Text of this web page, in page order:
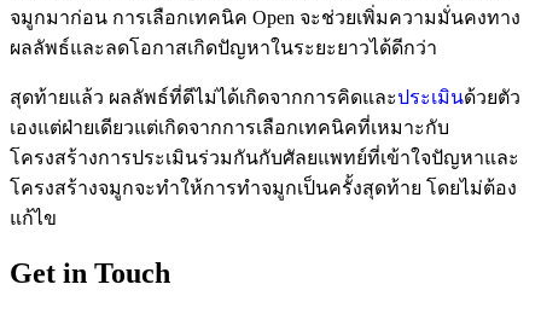
จมูกมาก่อน การเลือกเทคนิค Open จะช่วยเพิ่มความมั่นคงทาง
ผลลัพธ์และลดโอกาสเกิดปัญหาในระยะยาวได้ดีกว่า
สุดท้ายแล้ว ผลลัพธ์ที่ดีไม่ได้เกิดจากการคิดและประเมินด้วยตัว
เองแต่ฝ่ายเดียวแต่เกิดจากการเลือกเทคนิคที่เหมาะกับ
โครงสร้างการประเมินร่วมกันกับศัลยแพทย์ที่เข้าใจปัญหาและ
โครงสร้างจมูกจะทำให้การทำจมูกเป็นครั้งสุดท้าย โดยไม่ต้อง
แก้ไข
Get in Touch